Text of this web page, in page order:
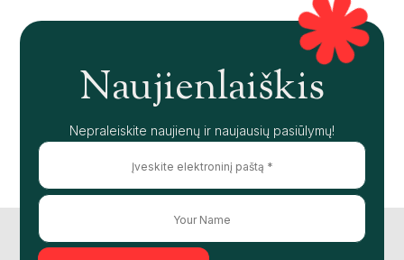
Naujienlaiškis
Nepraleiskite naujienų ir naujausių pasiūlymų!